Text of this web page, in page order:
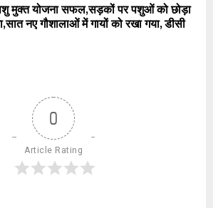
पशु मुक्त योजना सफल,सड़कों पर पशुओं को छोड़ा
नए गौशालाओं में गायों को रखा गया, डीसी
0
Article Rating